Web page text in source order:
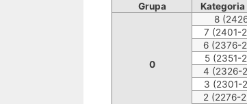
Grupa Kategoria
0
8
7 (2401-
6 (2376-
5 (2351-
4 (2326-
3 (2301-
2 (2276-